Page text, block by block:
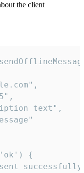
the client
text",
'ok') {